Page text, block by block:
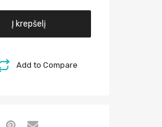
Į krepšelį
Add to Compare